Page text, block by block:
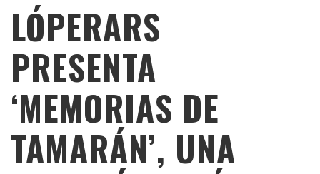
LÓPERARS
PRESENTA
‘MEMORIAS DE
TAMARÁN’, UNA